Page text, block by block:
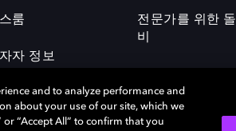
룸
자 정보
전문가를 위한 돌
비
and to analyze performance and
about your use of our site, which we
“Accept All” to confirm that you